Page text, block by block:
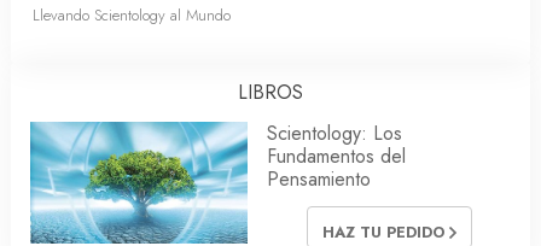
Llevando Scientology al Mundo
LIBROS
Scientology: Los
Fundamentos del
Pensamiento
HAZ TU PEDIDO